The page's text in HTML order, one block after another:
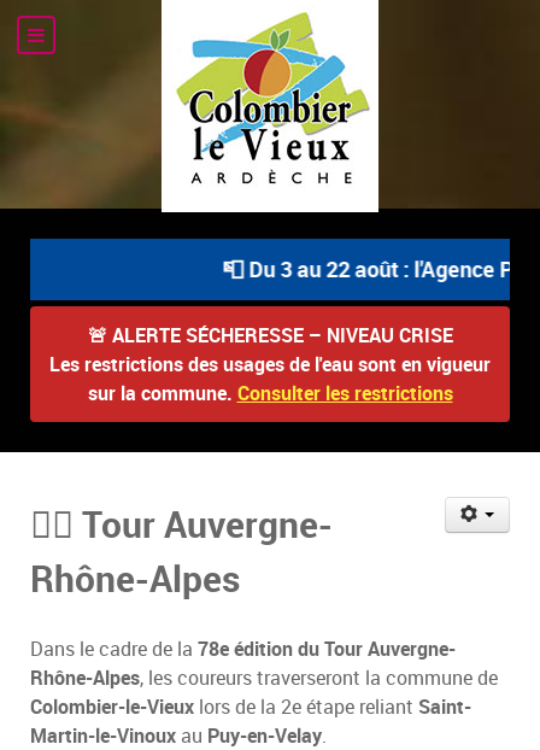
📮 Du 3 au 22 août : l'Agence
🚨 ALERTE SÉCHERESSE – NIVEAU CRISE
Les restrictions des usages de l'eau sont en vigueur
sur la commune. Consulter les restrictions
🚴‍♂️ Tour Auvergne-
Rhône-Alpes
Dans le cadre de la 78e édition du Tour Auvergne-
Rhône-Alpes, les coureurs traverseront la commune de
Colombier-le-Vieux lors de la 2e étape reliant Saint-
Martin-le-Vinoux au Puy-en-Velay.